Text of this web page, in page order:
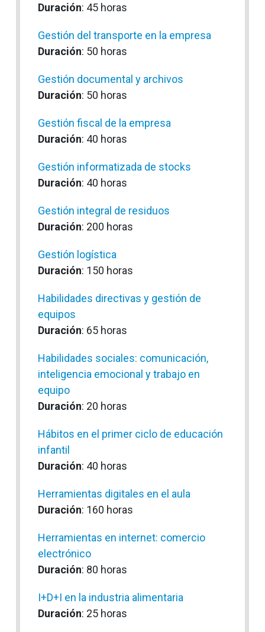
Duración: 45 horas
Gestión del transporte en la empresa
Duración: 50 horas
Gestión documental y archivos
Duración: 50 horas
Gestión fiscal de la empresa
Duración: 40 horas
Gestión informatizada de stocks
Duración: 40 horas
Gestión integral de residuos
Duración: 200 horas
Gestión logística
Duración: 150 horas
Habilidades directivas y gestión de
equipos
Duración: 65 horas
Habilidades sociales: comunicación,
inteligencia emocional y trabajo en
equipo
Duración: 20 horas
Hábitos en el primer ciclo de educación
infantil
Duración: 40 horas
Herramientas digitales en el aula
Duración: 160 horas
Herramientas en internet: comercio
electrónico
Duración: 80 horas
I+D+I en la industria alimentaria
Duración: 25 horas